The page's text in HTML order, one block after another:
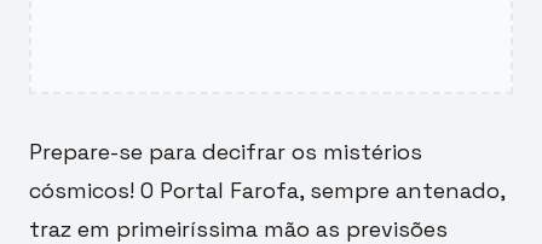
Prepare-se para decifrar os mistérios
cósmicos! O Portal Farofa, sempre antenado,
traz em primeiríssima mão as previsões